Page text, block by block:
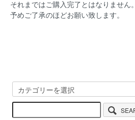
それまではご購入完了とはなりません。
予めご了承のほどお願い致します。